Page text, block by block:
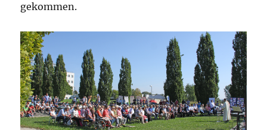
gekommen.